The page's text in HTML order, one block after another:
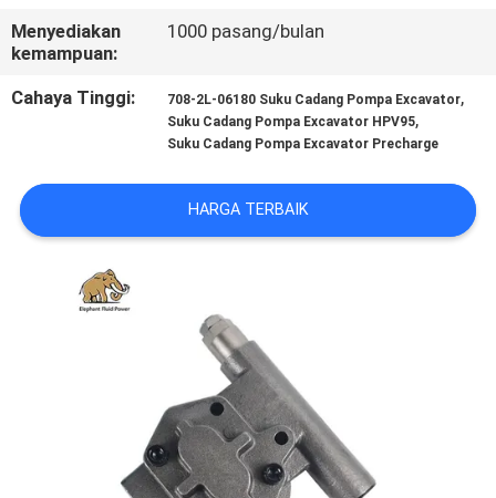
BERITA
KASUS
PRIVACY
POLICY
Menyediakan
kemampuan:
1000 pasang/bulan
Cahaya Tinggi: 708-2L-06180 Suku Cadang Pompa Excavator,
Suku Cadang Pompa Excavator HPV95,
Suku Cadang Pompa Excavator Precharge
HARGA TERBAIK